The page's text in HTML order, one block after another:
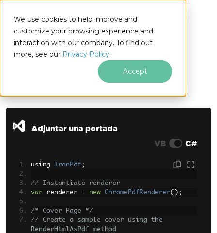
We use cookies to help improve and
customize your browsing experience and
interaction with our company. To find out
more, see our Privacy Policy.
Accept
.NET
Saltar al pie de página
Adjuntar una portada
VB
C#
using IronPdf ;
// Instantiate renderer
var renderer = new ChromePdfRenderer();
/* Cover Page */
// Create a sample cover using the
RenderHtmlAsPdf method